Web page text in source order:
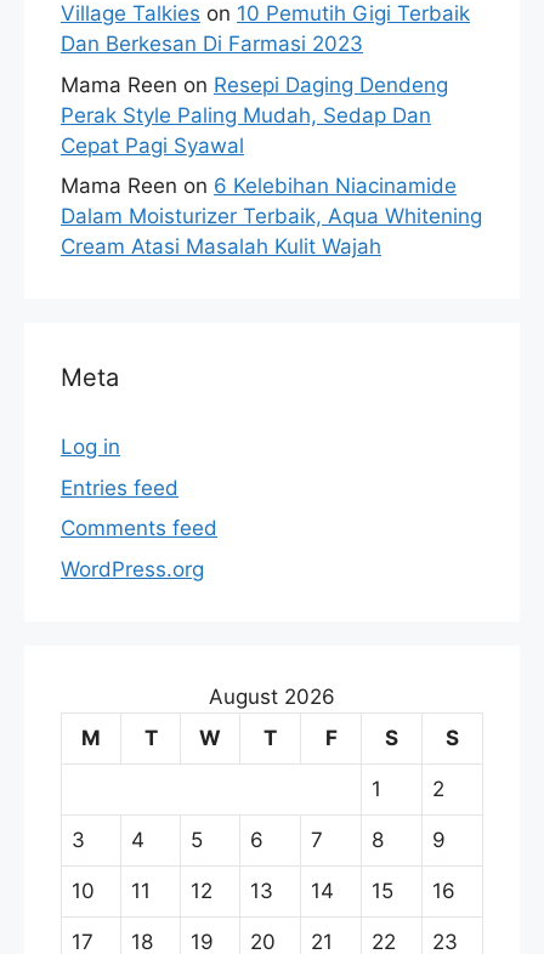
Village Talkies on 10 Pemutih Gigi Terbaik
Dan Berkesan Di Farmasi 2023
Mama Reen on Resepi Daging Dendeng
Perak Style Paling Mudah, Sedap Dan
Cepat Pagi Syawal
Mama Reen on 6 Kelebihan Niacinamide
Dalam Moisturizer Terbaik, Aqua Whitening
Cream Atasi Masalah Kulit Wajah
Meta
Log in
Entries feed
Comments feed
WordPress.org
August 2026
M
T W T F S S
1 2
3 4 5 6 7 8 9
10 11 12 13 14 15 16
17 18 19 20 21 22 23